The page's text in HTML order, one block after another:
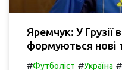
Яремчук: У
формуються нові
#Футболіст #Україна #